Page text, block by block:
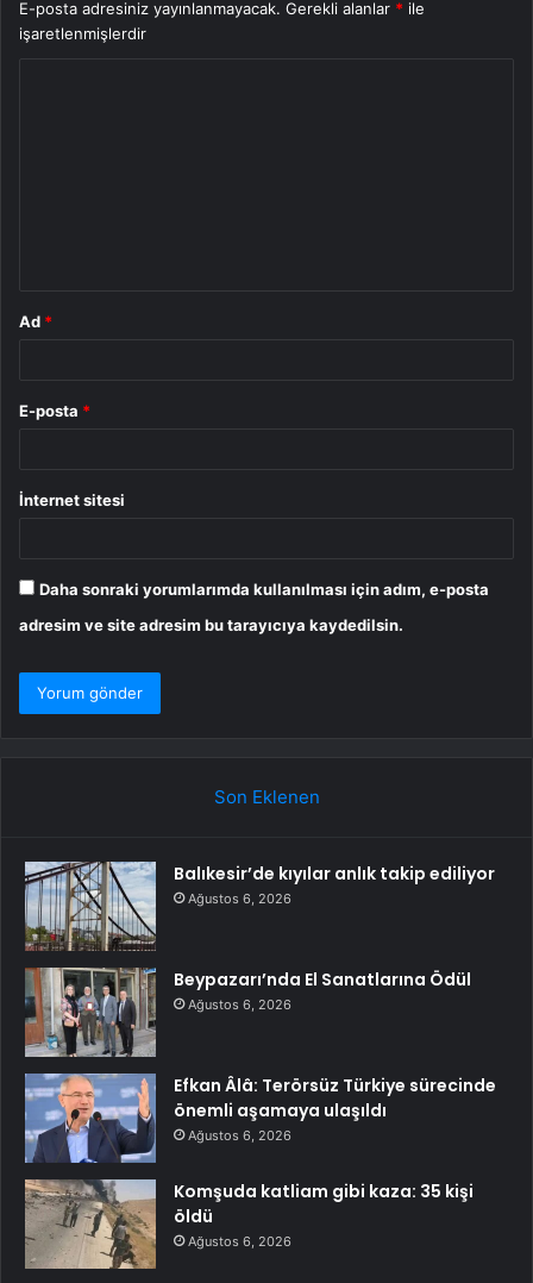
E-posta adresiniz yayınlanmayacak. Gerekli alanlar * ile
işaretlenmişlerdir
Ad *
E-posta *
İnternet sitesi
Daha sonraki yorumlarımda kullanılması için adım, e-posta
adresim ve site adresim bu tarayıcıya kaydedilsin.
Son Eklenen
Balıkesir’de kıyılar anlık takip ediliyor
Ağustos 6, 2026
Beypazarı’nda El Sanatlarına Ödül
Ağustos 6, 2026
Efkan Âlâ: Terörsüz Türkiye sürecinde
önemli aşamaya ulaşıldı
Ağustos 6, 2026
Komşuda katliam gibi kaza: 35 kişi
öldü
Ağustos 6, 2026